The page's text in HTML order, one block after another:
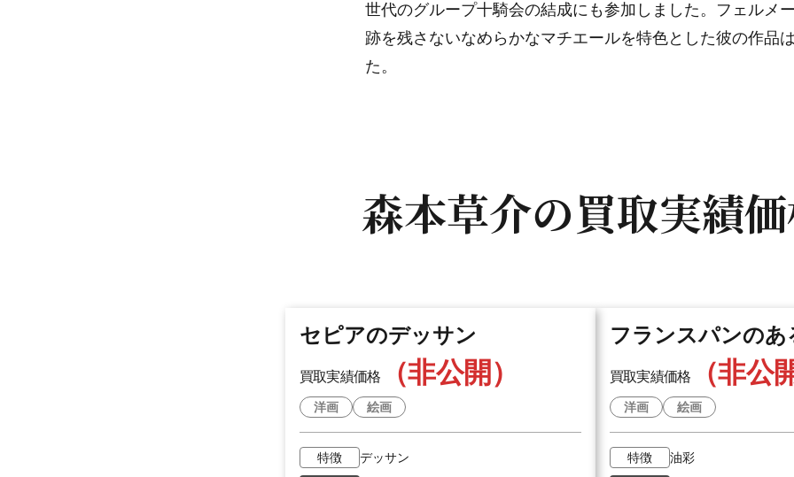
世代のグループ十騎会の結成にも参加しました。フェルメ
跡を残さないなめらかなマチエールを特色とした彼の作品
た。
森本草介の買取実績
セピアのデッサン
買取実績価格 （非公開）
洋画 絵画
特徴
デッサン
フランスパンのあ
買取実績価格 （非公
洋画 絵画
特徴
油彩